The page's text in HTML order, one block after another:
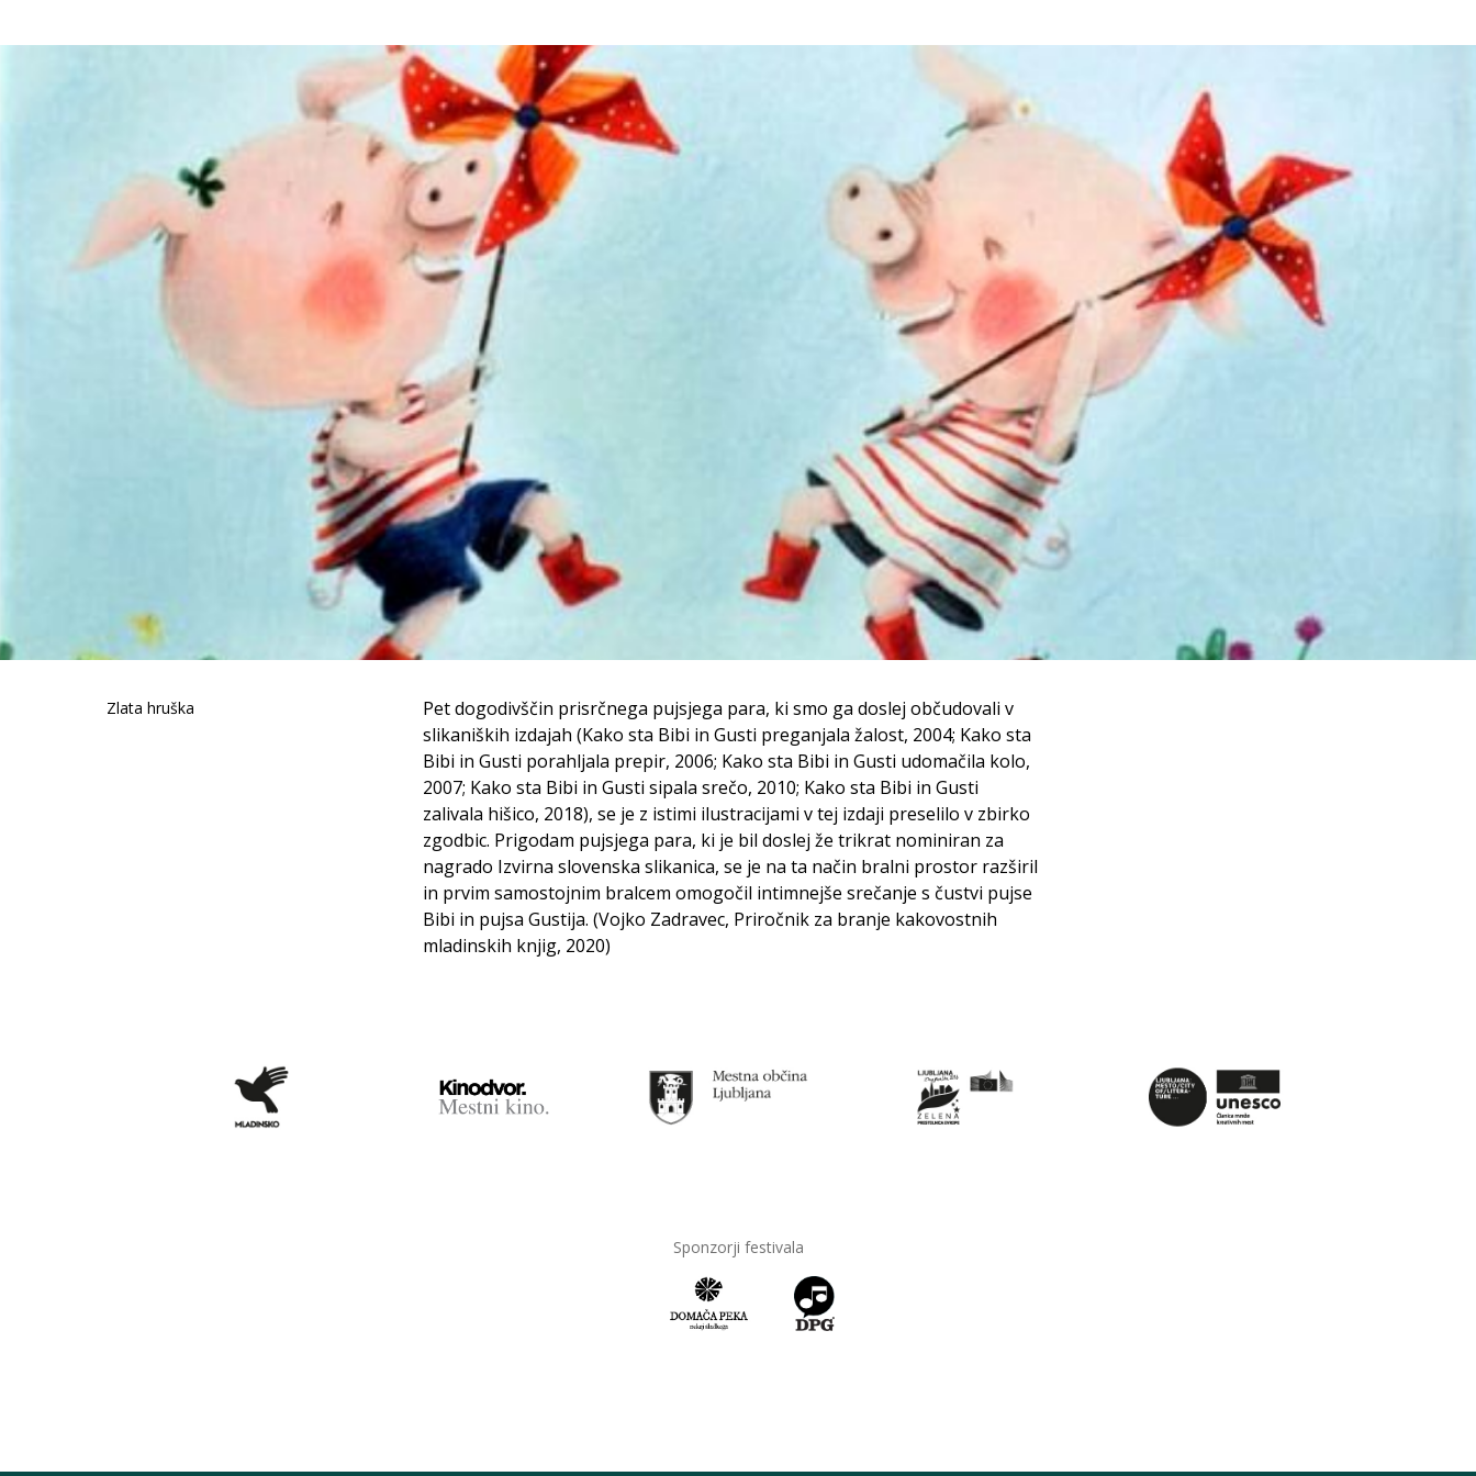
Zlata hruška
Pet dogodivščin prisrčnega pujsjega para, ki smo ga doslej občudovali v
slikaniških izdajah (Kako sta Bibi in Gusti preganjala žalost, 2004; Kako sta
Bibi in Gusti porahljala prepir, 2006; Kako sta Bibi in Gusti udomačila kolo,
2007; Kako sta Bibi in Gusti sipala srečo, 2010; Kako sta Bibi in Gusti
zalivala hišico, 2018), se je z istimi ilustracijami v tej izdaji preselilo v zbirko
zgodbic. Prigodam pujsjega para, ki je bil doslej že trikrat nominiran za
nagrado Izvirna slovenska slikanica, se je na ta način bralni prostor razširil
in prvim samostojnim bralcem omogočil intimnejše srečanje s čustvi pujse
Bibi in pujsa Gustija. (Vojko Zadravec, Priročnik za branje kakovostnih
mladinskih knjig, 2020)
Sponzorji festivala